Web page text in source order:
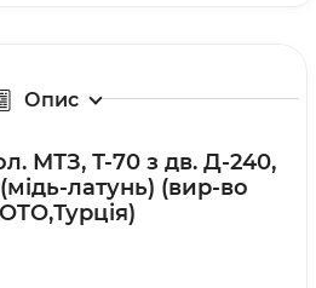
Опис
МТЗ, Т-70 з дв. Д-240,
латунь) (вир-во